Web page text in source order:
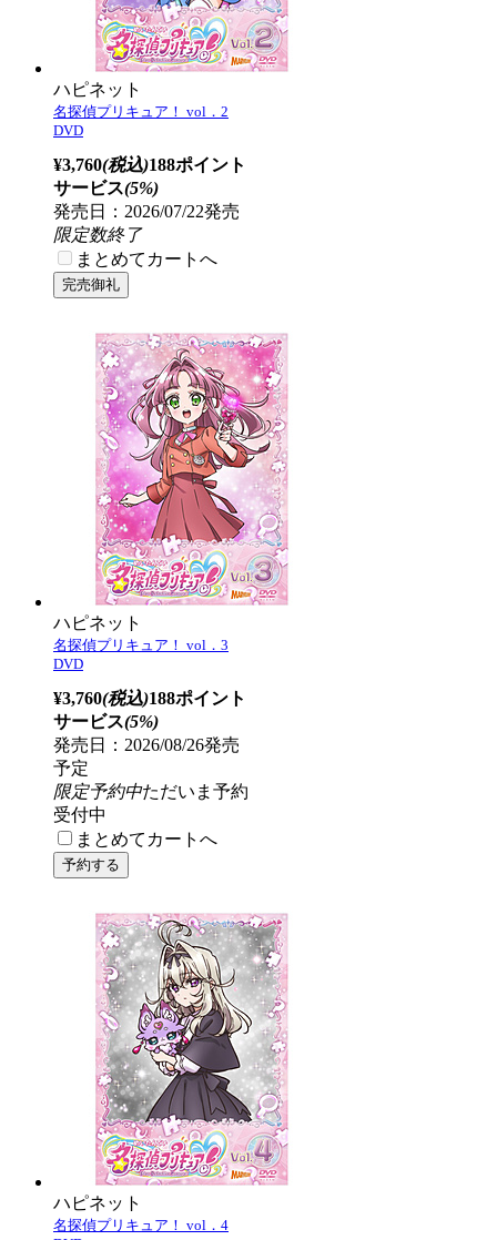
ハピネット
名探偵プリキュア！ vol．2
DVD
¥3,760(税込)188ポイント
サービス(5%)
発売日：2026/07/22発売
限定数終了
まとめてカートへ
ハピネット
名探偵プリキュア！ vol．3
DVD
¥3,760(税込)188ポイント
サービス(5%)
発売日：2026/08/26発売
予定
限定予約中ただいま予約
受付中
まとめてカートへ
ハピネット
名探偵プリキュア！ vol．4